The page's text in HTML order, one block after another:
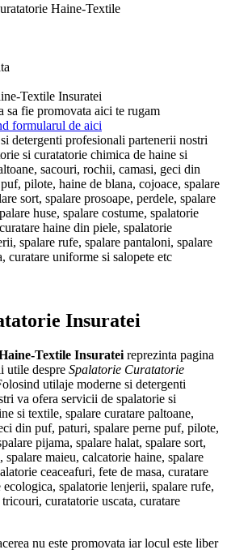
Haine-Textile
Textile Insuratei
sa fie promovata aici te rugam
formularul de aici
detergenti profesionali partenerii nostri
si curatatorie chimica de haine si
sacouri, rochii, camasi, geci din
pilote, haine de blana, cojoace, spalare
sort, spalare prosoape, perdele, spalare
huse, spalare costume, spalatorie
haine din piele, spalatorie
spalare rufe, spalare pantaloni, spalare
curatare uniforme si salopete etc
Insuratei
Textile Insuratei reprezinta pagina
utile despre Spalatorie Curatatorie
utilaje moderne si detergenti
va ofera servicii de spalatorie si
si textile, spalare curatare paltoane,
din puf, paturi, spalare perne puf, pilote,
pijama, spalare halat, spalare sort,
spalare maieu, calcatorie haine, spalare
ceaceafuri, fete de masa, curatare
spalatorie lenjerii, spalare rufe,
curatatorie uscata, curatare
nu este promovata iar locul este liber